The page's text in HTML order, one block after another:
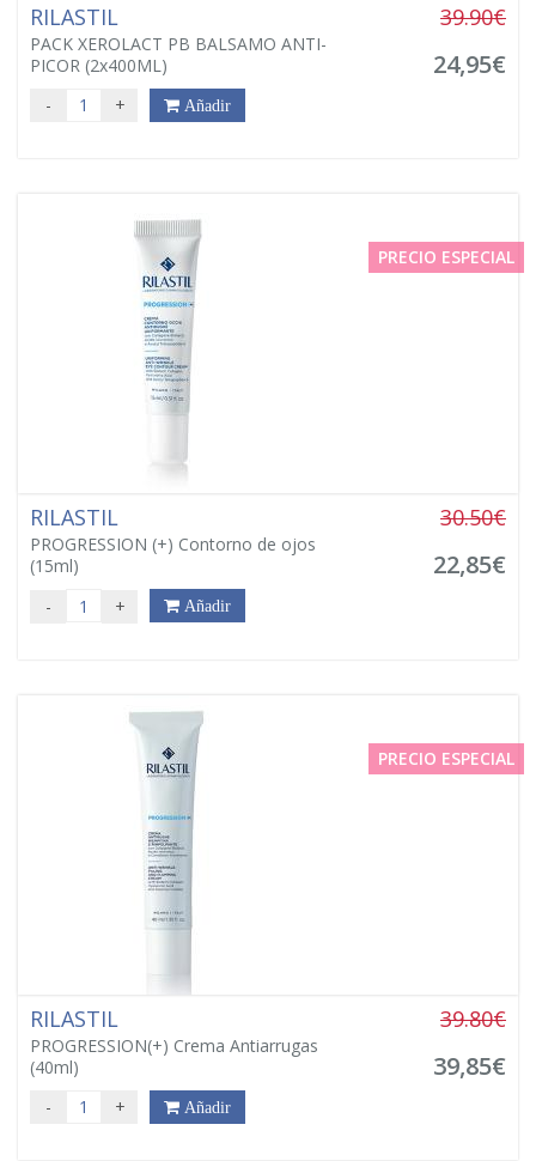
RILASTIL
PACK XEROLACT PB BALSAMO ANTI-
PICOR (2x400ML)
39.90€
24,95€
- + Añadir
PRECIO ESPECIAL
RILASTIL
PROGRESSION (+) Contorno de ojos
(15ml)
30.50€
22,85€
- + Añadir
PRECIO ESPECIAL
RILASTIL
PROGRESSION(+) Crema Antiarrugas
(40ml)
39.80€
39,85€
- + Añadir